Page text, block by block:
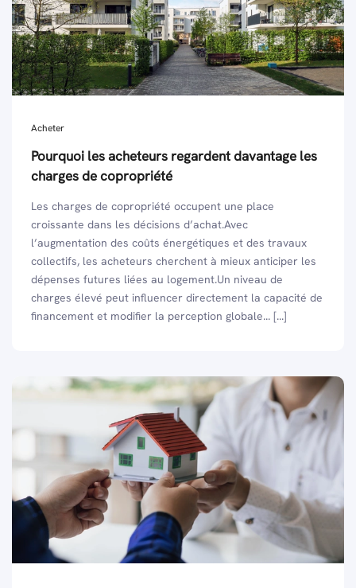
Acheter
Pourquoi les acheteurs regardent davantage les
charges de copropriété
Les charges de copropriété occupent une place
croissante dans les décisions d’achat.Avec
l’augmentation des coûts énergétiques et des travaux
collectifs, les acheteurs cherchent à mieux anticiper les
dépenses futures liées au logement.Un niveau de
charges élevé peut influencer directement la capacité de
financement et modifier la perception globale... [...]